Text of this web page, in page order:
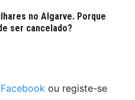
no Algarve. Porque
ser cancelado?
Facebook ou registe-se